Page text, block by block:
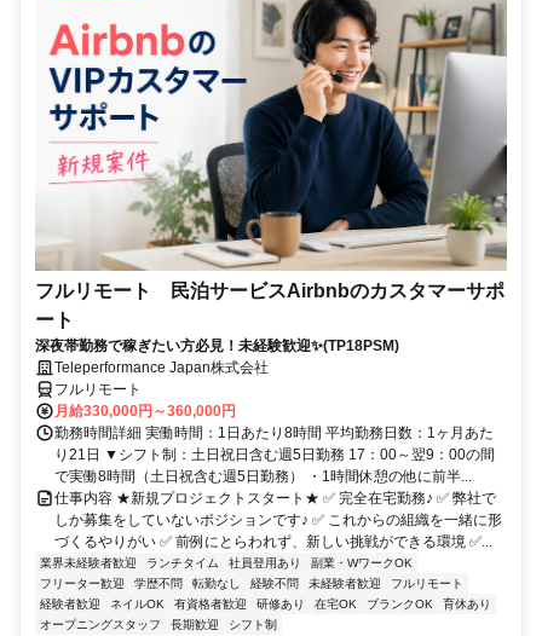
フルリモート 民泊サービスAirbnbのカスタマーサポ
ート
深夜帯勤務で稼ぎたい方必見！未経験歓迎✨(TP18PSM)
Teleperformance Japan株式会社
フルリモート
月給330,000円～360,000円
勤務時間詳細 実働時間：1日あたり8時間 平均勤務日数：1ヶ月あた
り21日 ▼シフト制：土日祝日含む週5日勤務 17：00～翌9：00の間
で実働8時間（土日祝含む週5日勤務） ・1時間休憩の他に前半...
仕事内容 ★新規プロジェクトスタート★ ✅ 完全在宅勤務♪ ✅ 弊社で
しか募集をしていないポジションです♪ ✅ これからの組織を一緒に形
づくるやりがい ✅ 前例にとらわれず、新しい挑戦ができる環境 ✅...
業界未経験者歓迎 ランチタイム 社員登用あり
副業・WワークOK
フリーター歓迎
学歴不問 転勤なし 経験不問 未経験者歓迎
フルリモート
経験者歓迎
ネイルOK 有資格者歓迎 研修あり 在宅OK ブランクOK
育休あり
オープニングスタッフ
長期歓迎 シフト制